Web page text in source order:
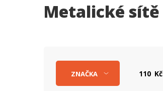
Metalické sítě
Kč
ZNAČKA